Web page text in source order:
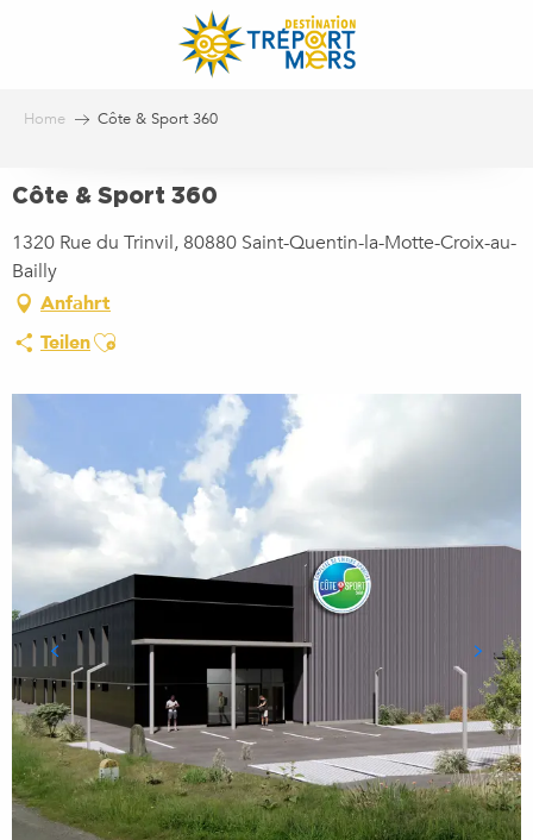
Home Côte & Sport 360
Côte & Sport 360
1320 Rue du Trinvil, 80880 Saint-Quentin-la-Motte-Croix-au-
Bailly
Anfahrt
TeilenAjouter aux favoris